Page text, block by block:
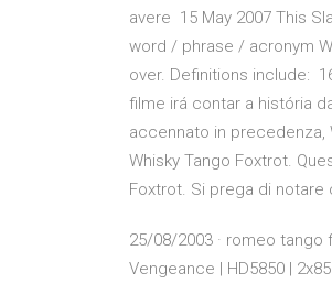
avere 15 May 2007 This
word / phrase / acronym
over. Definitions include:
filme irá contar a história
accennato in
Whisky Tango Foxtrot.
Foxtrot. Si prega di notare
25/08/2003 · romeo tango
Vengeance | HD5850 |